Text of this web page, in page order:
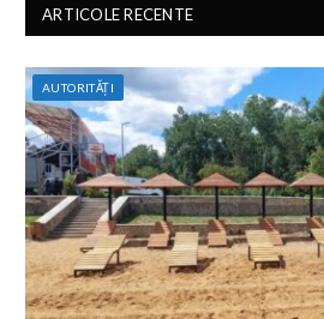
ARTICOLE RECENTE
AUTORITĂȚI